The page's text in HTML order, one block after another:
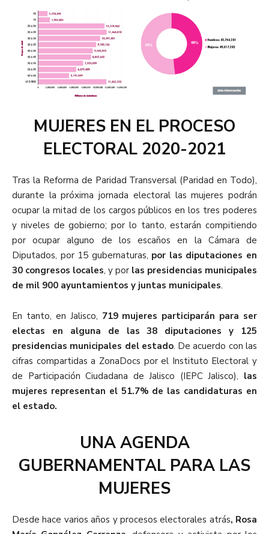
MUJERES EN EL PROCESO
ELECTORAL 2020-2021
Tras la Reforma de Paridad Transversal (Paridad en Todo),
durante la próxima jornada electoral las mujeres podrán
ocupar la mitad de los cargos públicos en los tres poderes
y niveles de gobierno; por lo tanto, estarán compitiendo
por ocupar alguno de los escaños en la Cámara de
Diputados, por 15 gubernaturas, por las diputaciones en
30 congresos locales, y por las presidencias municipales
de mil 900 ayuntamientos y juntas municipales.
En tanto, en Jalisco, 719 mujeres participarán para ser
electas en alguna de las 38 diputaciones y 125
presidencias municipales del estado. De acuerdo con las
cifras compartidas a ZonaDocs por el Instituto Electoral y
de Participación Ciudadana de Jalisco (IEPC Jalisco), las
mujeres representan el 51.7% de las candidaturas en
el estado.
UNA AGENDA
GUBERNAMENTAL PARA LAS
MUJERES
Desde hace varios años y procesos electorales atrás, Rosa